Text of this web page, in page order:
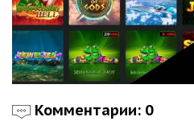
Комментарии: 0